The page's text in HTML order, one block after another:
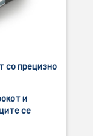
со прецизно
и
се